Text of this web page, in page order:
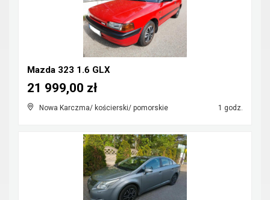
Mazda 323 1.6 GLX
Nowa Karczma/ kościerski/ pomorskie 1 godz.
21 999,00 zł